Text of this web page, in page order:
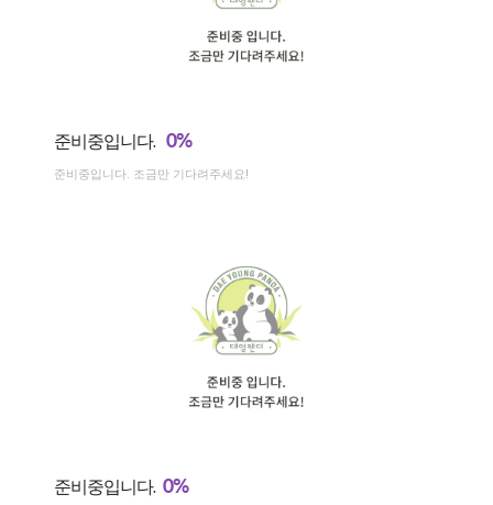
준비중입니다. 0%
준비중입니다. 조금만 기다려주세요!
준비중입니다. 0%